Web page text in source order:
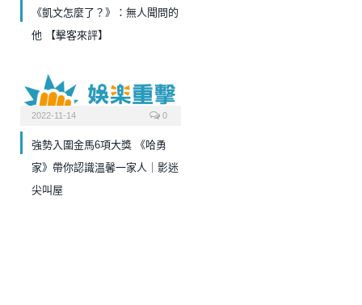
《凱文怎麼了？》：無人聞問的
他 【擊客來評】
2022-11-14 0
強勢入圍金馬6項大獎 《哈勇
家》帶你認識溫馨一家人｜影迷
尖叫屋